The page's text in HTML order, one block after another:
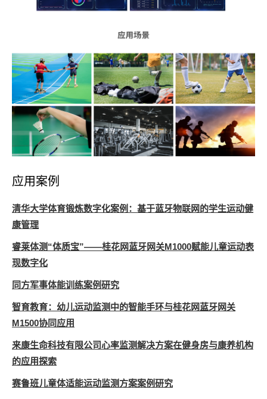
应用案例
清华大学体育锻炼数字化案例：基于蓝牙物联网的学生运动健
康管理
睿莱体测“体质宝”——桂花网蓝牙网关M1000赋能儿童运动表
现数字化
同方军事体能训练案例研究
智育教育：幼儿运动监测中的智能手环与桂花网蓝牙网关
M1500协同应用
来康生命科技有限公司心率监测解决方案在健身房与康养机构
的应用探索
赛鲁班儿童体适能运动监测方案案例研究